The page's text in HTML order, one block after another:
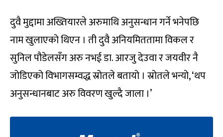
दुवै मुद्दामा अख्तियारले अरुमाथि अनुसन्धान गर्ने भनेपछि
नाम खुलाएको थिएन । ती दुवै अनियमिततामा विकल र
सुनिल पौडेलसँग अरु नभई डा. आरजु देउवा र जयवीर नै
जोडिएको विभागसम्वद्ध स्रोतले बतायो । स्रोतले भन्यो, ‘थप
अनुसन्धानबाट अरु विवरण खुल्दै जाला ।’